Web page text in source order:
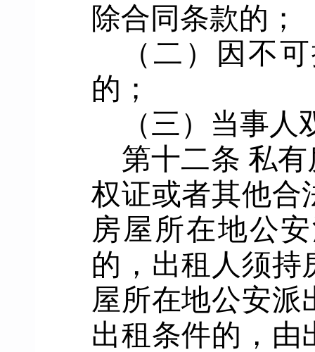
除合同条款的 ；
（二）
因不
的 ；
（三） 当事人
第十二条 私有
权证或者其他合
房屋所在地公
的，出租人须持
屋所在地公安派
出租条件的，由